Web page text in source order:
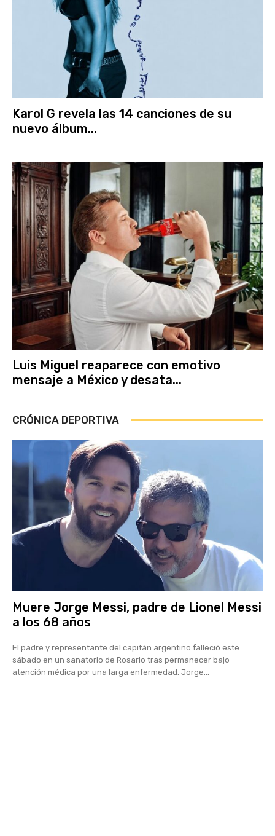
Karol G revela las 14 canciones de su
nuevo álbum...
Luis Miguel reaparece con emotivo
mensaje a México y desata...
CRÓNICA DEPORTIVA
Muere Jorge Messi, padre de Lionel Messi
a los 68 años
El padre y representante del capitán argentino falleció este
sábado en un sanatorio de Rosario tras permanecer bajo
atención médica por una larga enfermedad. Jorge...